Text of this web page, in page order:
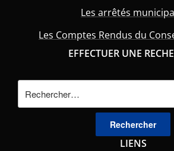
Les arrêtés
Les Comptes Rendus du
EFFECTUER UNE
LIENS